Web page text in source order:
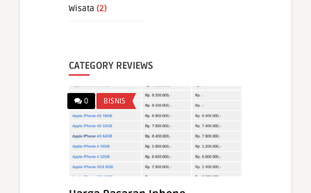
Wisata (2)
CATEGORY REVIEWS
0 BISNIS